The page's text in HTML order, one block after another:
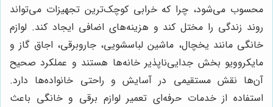
محسوب می‌شود، چرا که خرابی کوچک‌ترین تجهیزات می‌تواند
روند زندگی را مختل کند و هزینه‌های اضافی ایجاد کند. لوازم
خانگی مانند یخچال، ماشین لباسشویی، جاروبرقی، اجاق گاز و
مایکروویو بخش جدایی‌ناپذیر خانه‌ها هستند و عملکرد صحیح
آن‌ها نقش مستقیمی در آسایش و راحتی خانواده‌ها دارد.
استفاده از خدمات حرفه‌ای تعمیر لوازم برقی و خانگی باعث